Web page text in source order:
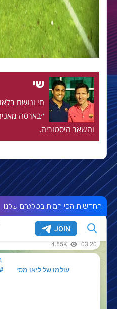
שי
״בארסה
והשאר היסטוריה.
החדשות הכי חמות בטלגרם שלנו